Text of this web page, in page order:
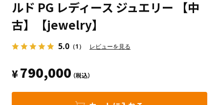
ルド PG レディース ジュエリー 【中
古】【jewelry】
5.0 （1） レビューを見る
¥790,000（税込）